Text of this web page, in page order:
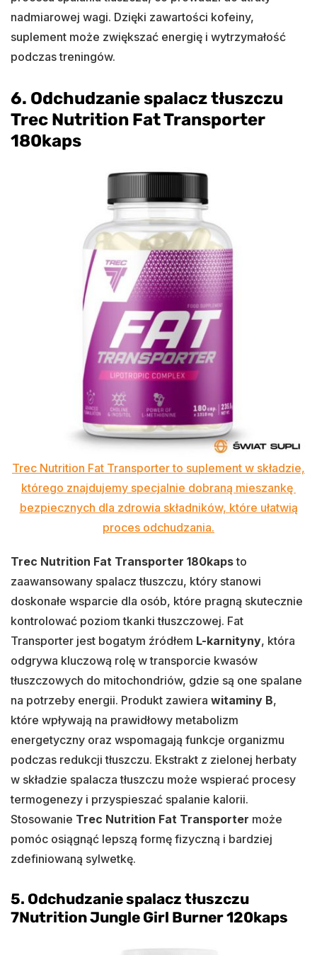
nadmiarowej wagi. Dzięki zawartości kofeiny,
suplement może zwiększać energię i wytrzymałość
podczas treningów.
6. Odchudzanie spalacz tłuszczu
Trec Nutrition Fat Transporter
180kaps
Trec Nutrition Fat Transporter to suplement w składzie,
którego znajdujemy specjalnie dobraną mieszankę
bezpiecznych dla zdrowia składników, które ułatwią
proces odchudzania.
Trec Nutrition Fat Transporter 180kapsto
zaawansowany spalacz tłuszczu, który stanowi
doskonałe wsparcie dla osób, które pragną skutecznie
kontrolować poziom tkanki tłuszczowej. Fat
Transporter jest bogatym źródłem L-karnityny, która
odgrywa kluczową rolę w transporcie kwasów
tłuszczowych do mitochondriów, gdzie są one spalane
na potrzeby energii. Produkt zawiera witaminy B,
które wpływają na prawidłowy metabolizm
energetyczny oraz wspomagają funkcje organizmu
podczas redukcji tłuszczu. Ekstrakt z zielonej herbaty
w składzie spalacza tłuszczu może wspierać procesy
termogenezy i przyspieszać spalanie kalorii.
Stosowanie Trec Nutrition Fat Transporter może
pomóc osiągnąć lepszą formę fizyczną i bardziej
zdefiniowaną sylwetkę.
5. Odchudzanie spalacz tłuszczu
7Nutrition Jungle Girl Burner 120kaps